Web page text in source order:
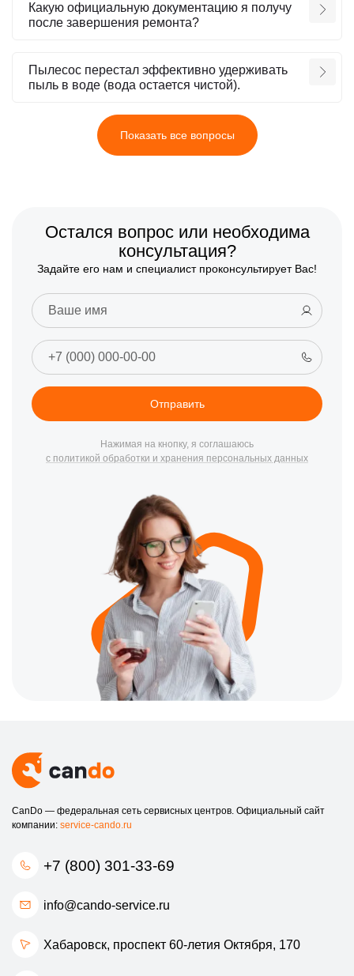
Какую официальную документацию я получу
после завершения ремонта?
Пылесос перестал эффективно удерживать
пыль в воде (вода остается чистой).
Показать все вопросы
Остался вопрос или необходима
консультация?
Задайте его нам и специалист проконсультирует Вас!
Отправить
Нажимая на кнопку, я соглашаюсь
с политикой обработки и хранения персональных данных
CanDo — федеральная сеть сервисных центров. Официальный сайт
компании: service-cando.ru
+7 (800) 301-33-69
info@cando-service.ru
Хабаровск, проспект 60-летия Октября, 170